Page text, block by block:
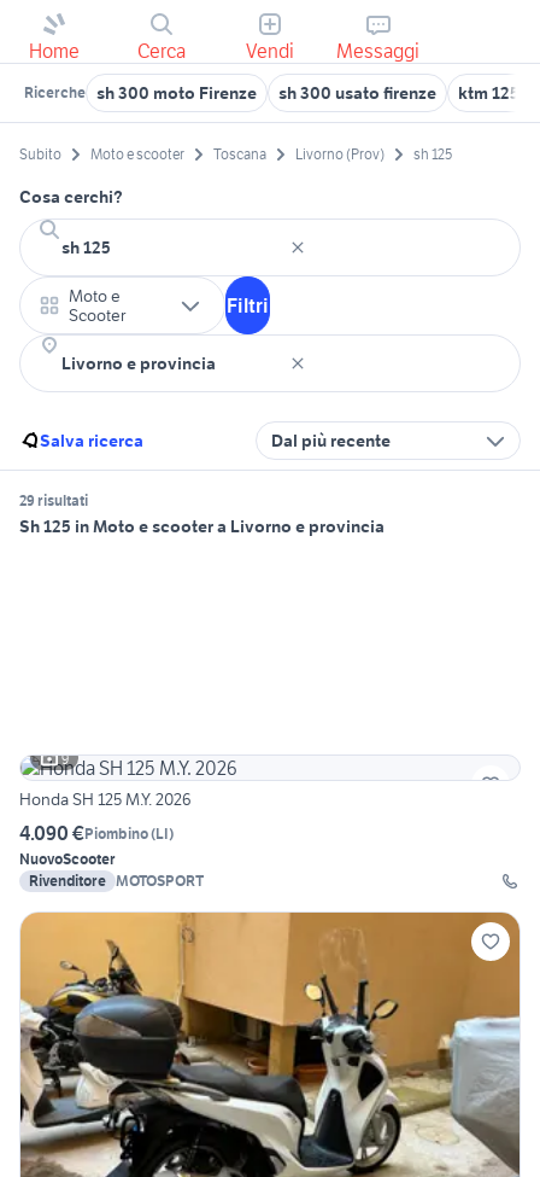
Home Cerca Vendi Messaggi
Ricerche sh 300 moto Firenze sh 300 usato firenze ktm 125
Subito Moto e scooter Toscana Livorno (Prov) sh 125
Cosa cerchi?
Moto e
Scooter
Filtri
Salva ricerca Dal più recente
29 risultati
Sh 125 in Moto e scooter a Livorno e provincia
9
Honda SH 125 M.Y. 2026
4.090 €Piombino(LI)
NuovoScooter
Rivenditore MOTOSPORT